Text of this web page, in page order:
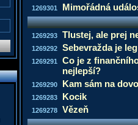
1269301 Mimořádná
1269293 Tlustej, ale prej
1269292 Sebevražda je
1269291
Co je z
nejlepší?
1269290 Kam sám na
1269283 Kocik
1269278 Vězeň